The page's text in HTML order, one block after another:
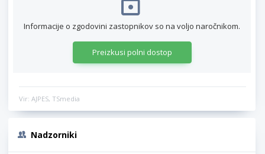
Informacije o zgodovini zastopnikov so na voljo naročnikom.
Preizkusi polni dostop
Vir: AJPES, TSmedia
Nadzorniki